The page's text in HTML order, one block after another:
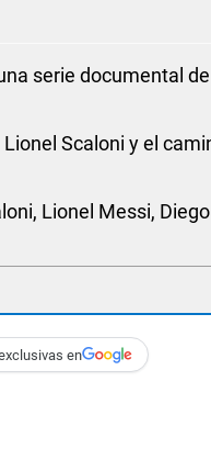
serie documental
Scaloni y el
Lionel Messi,
en